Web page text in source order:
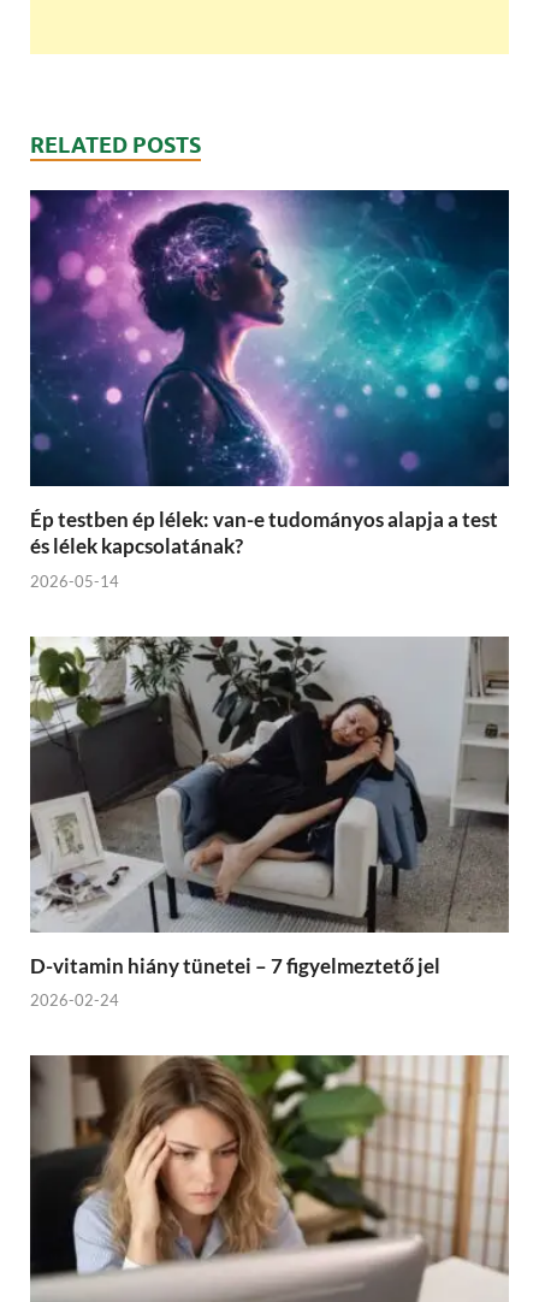
RELATED POSTS
Ép testben ép lélek: van-e tudományos alapja a test
és lélek kapcsolatának?
2026-05-14
D-vitamin hiány tünetei – 7 figyelmeztető jel
2026-02-24